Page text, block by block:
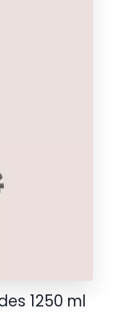
1250 ml